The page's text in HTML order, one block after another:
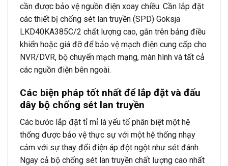
cần được bảo vệ nguồn điện xoay chiều. Cần lắp đặt
các thiết bị chống sét lan truyền (SPD) Goksja
LKD40KA385C/2 chất lượng cao, gắn trên bảng điều
khiển hoặc giá đỡ để bảo vệ mạch điện cung cấp cho
NVR/DVR, bộ chuyển mạch mạng, màn hình và tất cả
các nguồn điện bên ngoài.
Các biện pháp tốt nhất để lắp đặt và đấu
dây bộ chống sét lan truyền
Các bước lắp đặt tỉ mỉ là yếu tố phân biệt một hệ
thống được bảo vệ thực sự với một hệ thống nhạy
cảm với sự thay đổi điện áp đột ngột như sét đánh.
Ngay cả bộ chống sét lan truyền chất lượng cao nhất